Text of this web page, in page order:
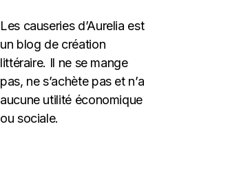
Les causeries d’Aurelia est
un blog de création
littéraire. Il ne se mange
pas, ne s’achète pas et n’a
aucune utilité économique
ou sociale.